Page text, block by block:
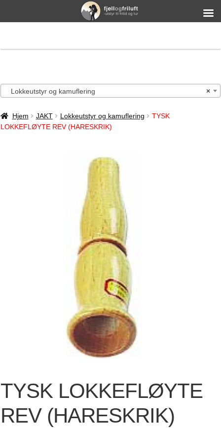
×
Lokkeutstyr og kamuflering
Hjem JAKT Lokkeutstyr og kamuflering
TYSK
LOKKEFLØYTE REV (HARESKRIK)
TYSK LOKKEFLØYTE
REV (HARESKRIK)